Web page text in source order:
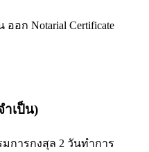
อก Notarial Certificate
ำเป็น)
การกงสุล 2 วันทำการ